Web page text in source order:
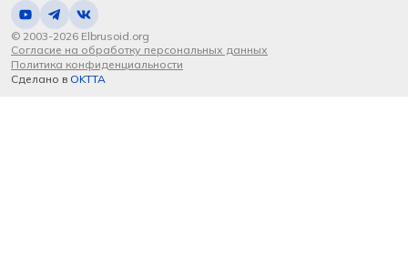
© 2003-2026 Elbrusoid.org
Согласие на обработку персональных данных
Политика конфиденциальности
Сделано в OKTTA